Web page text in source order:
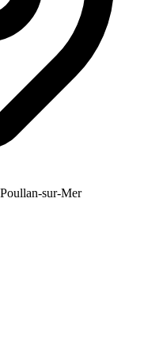
Poullan-sur-Mer